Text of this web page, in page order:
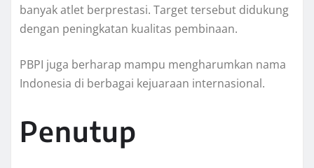
banyak atlet berprestasi. Target tersebut didukung
dengan peningkatan kualitas pembinaan.
PBPI juga berharap mampu mengharumkan nama
Indonesia di berbagai kejuaraan internasional.
Penutup